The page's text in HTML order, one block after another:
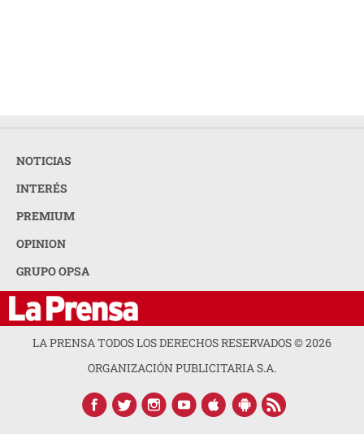
NOTICIAS
INTERÉS
PREMIUM
OPINION
GRUPO OPSA
LA PRENSA TODOS LOS DERECHOS RESERVADOS ©2026
ORGANIZACIÓN PUBLICITARIA S.A.